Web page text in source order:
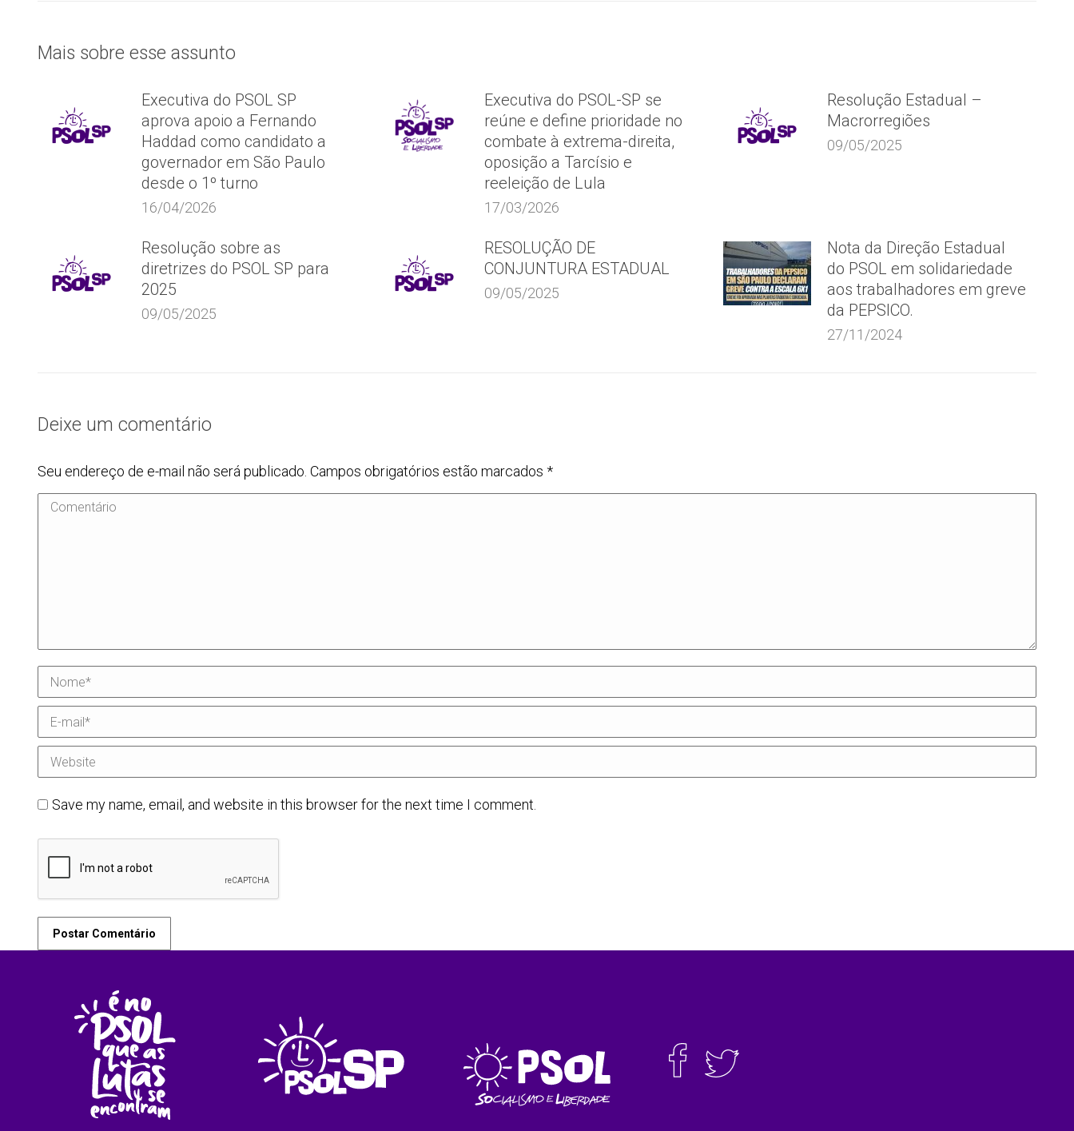
Mais sobre esse assunto
Executiva do PSOL SP
aprova apoio a Fernando
Haddad como candidato a
governador em São Paulo
desde o 1º turno
16/04/2026
Executiva do PSOL-SP se
reúne e define prioridade no
combate à extrema-direita,
oposição a Tarcísio e
reeleição de Lula
17/03/2026
Resolução Estadual –
Macrorregiões
09/05/2025
Resolução sobre as
diretrizes do PSOL SP para
2025
09/05/2025
RESOLUÇÃO DE
CONJUNTURA ESTADUAL
09/05/2025
Nota da Direção Estadual
do PSOL em solidariedade
aos trabalhadores em greve
da PEPSICO.
27/11/2024
Deixe um comentário
Seu endereço de e-mail não será publicado. Campos obrigatórios estão marcados *
Comentário
Nome *
E-mail *
Website
Save my name, email, and website in this browser for the next time I comment.
Postar Comentário